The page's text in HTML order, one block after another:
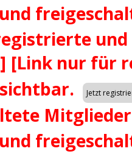
] [Link nur für